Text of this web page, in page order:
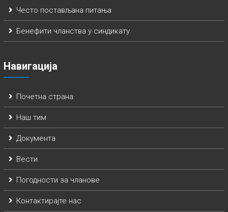
Често постављана питања
Бенефити чланства у синдикату
Навигација
Почетна страна
Наш тим
Документа
Вести
Погодности за чланове
Контактирајте нас